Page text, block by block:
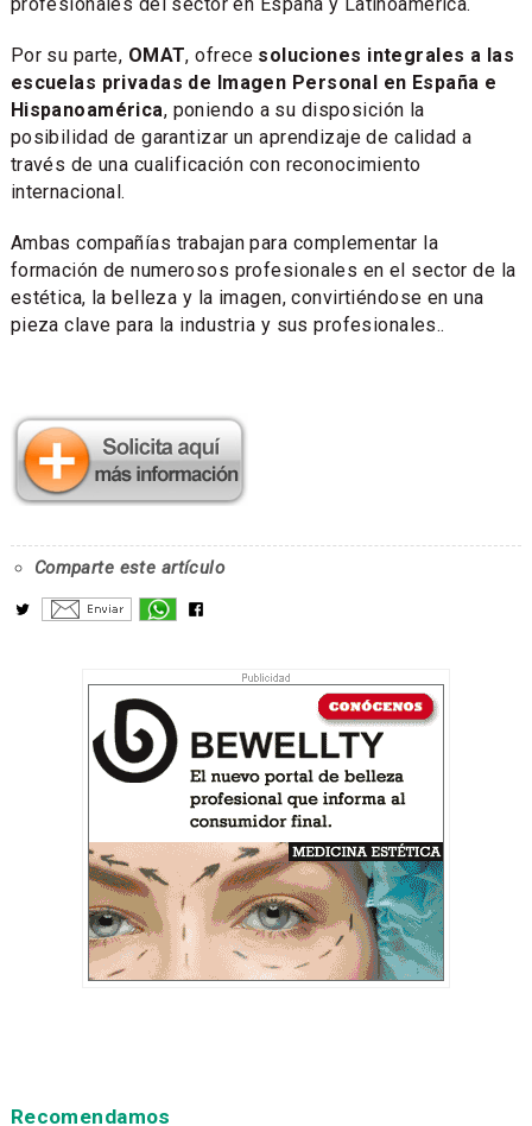
Por su parte, OMAT, ofrece soluciones integrales a las
escuelas privadas de Imagen Personal en España e
Hispanoamérica, poniendo a su disposición la
posibilidad de garantizar un aprendizaje de calidad a
través de una cualificación con reconocimiento
internacional.
Ambas compañías trabajan para complementar la
formación de numerosos profesionales en el sector de la
estética, la belleza y la imagen, convirtiéndose en una
pieza clave para la industria y sus profesionales..
Comparte este artículo
Recomendamos